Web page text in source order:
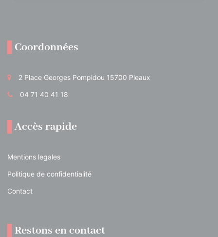
Coordonnées
2 Place Georges Pompidou 15700 Pleaux
04 71 40 41 18
Accès rapide
Mentions legales
Politique de confidentialité
Contact
Restons en contact